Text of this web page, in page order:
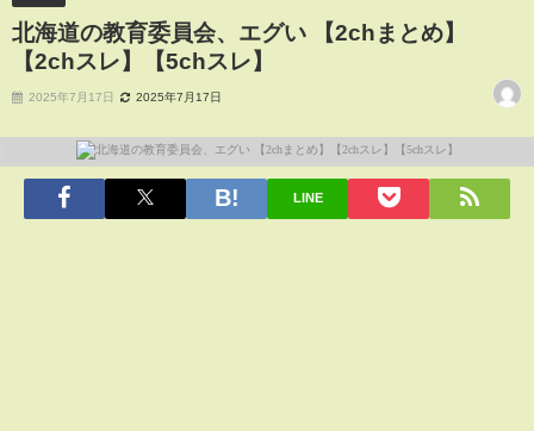
北海道の教育委員会、エグい 【2chまとめ】
【2chスレ】【5chスレ】
2025年7月17日 2025年7月17日
LINE